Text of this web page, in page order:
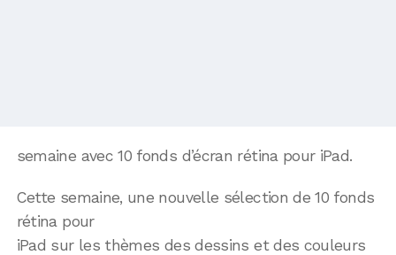
semaine avec 10 fonds d’écran rétina pour iPad.
Cette semaine, une nouvelle sélection de 10 fonds
rétina pour
iPad sur les thèmes des dessins et des couleurs